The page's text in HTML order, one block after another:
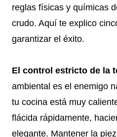
reglas físicas y químicas
crudo. Aquí te explico
garantizar el éxito.
El control estricto de la
ambiental es el enemigo
tu cocina está muy
flácida rápidamente,
elegante. Mantener la